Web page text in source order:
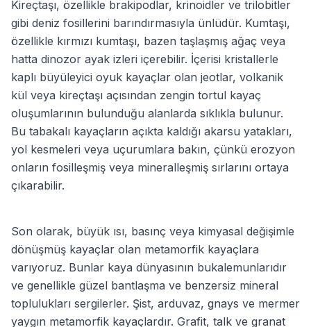
Kireçtaşı, özellikle brakipodlar, krinoidler ve trilobitler
gibi deniz fosillerini barındırmasıyla ünlüdür. Kumtaşı,
özellikle kırmızı kumtaşı, bazen taşlaşmış ağaç veya
hatta dinozor ayak izleri içerebilir. İçerisi kristallerle
kaplı büyüleyici oyuk kayaçlar olan jeotlar, volkanik
kül veya kireçtaşı açısından zengin tortul kayaç
oluşumlarının bulunduğu alanlarda sıklıkla bulunur.
Bu tabakalı kayaçların açıkta kaldığı akarsu yatakları,
yol kesmeleri veya uçurumlara bakın, çünkü erozyon
onların fosilleşmiş veya mineralleşmiş sırlarını ortaya
çıkarabilir.
Son olarak, büyük ısı, basınç veya kimyasal değişimle
dönüşmüş kayaçlar olan metamorfik kayaçlara
varıyoruz. Bunlar kaya dünyasının bukalemunlarıdır
ve genellikle güzel bantlaşma ve benzersiz mineral
toplulukları sergilerler. Şist, arduvaz, gnays ve mermer
yaygın metamorfik kayaçlardır. Grafit, talk ve granat